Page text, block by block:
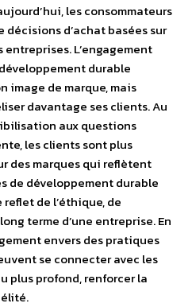
les consommateurs
d’achat basées sur
L’engagement
durable
image de marque, mais
davantage ses clients. Au
aux questions
les clients sont plus
des marques qui reflètent
de développement durable
de l’éthique, de
terme d’une entreprise. En
envers des pratiques
se connecter avec les
plus profond, renforcer la